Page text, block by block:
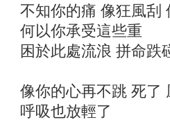
不知你的痛 像狂風刮
何以你承受這些重
困於此處流浪 拼命跌
像你的心再不跳 死了
呼吸也放輕了